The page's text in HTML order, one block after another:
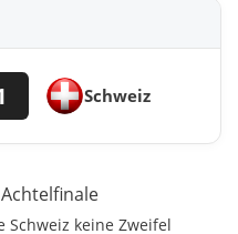
Schweiz
keine Zweifel